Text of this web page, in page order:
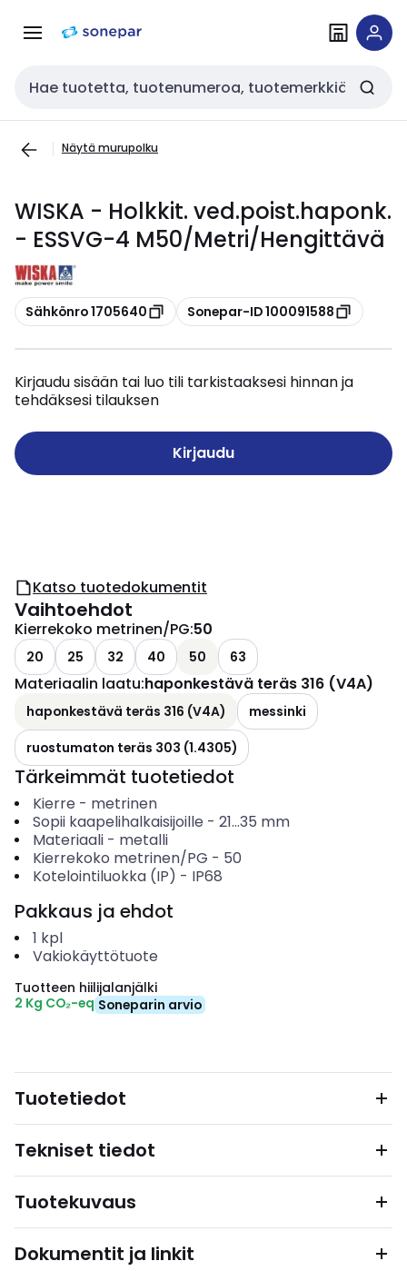
navigointiinsisältöön
Haku
Näytä murupolku
WISKA - Holkkit. ved.poist.haponk.
- ESSVG-4 M50/Metri/Hengittävä
Kopioi
Sähkönro 1705640 Kopioi
Sonepar-ID 100091588
Kirjaudu sisään tai luo tili tarkistaaksesi hinnan ja
tehdäksesi tilauksen
Kirjaudu
Katso tuotedokumentit
Vaihtoehdot
Kierrekoko metrinen/PG:50
20 25 32 40 50 63
Materiaalin laatu:haponkestävä teräs 316 (V4A)
haponkestävä teräs 316 (V4A)
messinki
ruostumaton teräs 303 (1.4305)
Tärkeimmät tuotetiedot
Kierre - metrinen
Sopii kaapelihalkaisijoille - 21...35 mm
Materiaali- metalli
Kierrekoko metrinen/PG - 50
Kotelointiluokka (IP) - IP68
Pakkaus ja ehdot
1 kpl
Vakiokäyttötuote
Tuotteen hiilijalanjälki
2 Kg CO₂-eq Soneparin arvio
Tuotetiedot
Tekniset tiedot
Tuotekuvaus
Dokumentit ja linkit